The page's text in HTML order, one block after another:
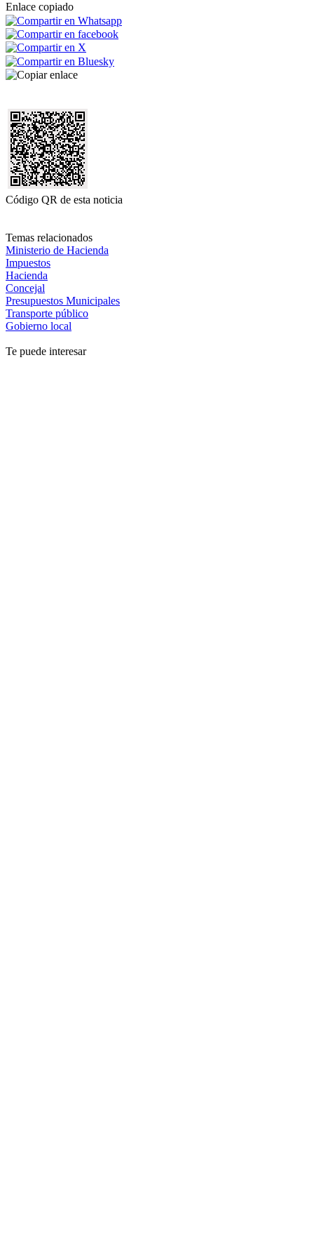
Enlace copiado
Código QR de esta noticia
Temas relacionados
Ministerio de Hacienda
Impuestos
Hacienda
Concejal
Presupuestos Municipales
Transporte público
Gobierno local
Te puede interesar